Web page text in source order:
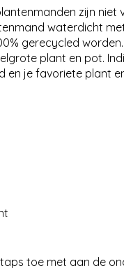
zijn niet
waterdicht
gerecycled
plant en pot.
en je favoriete plant
toe met aan de